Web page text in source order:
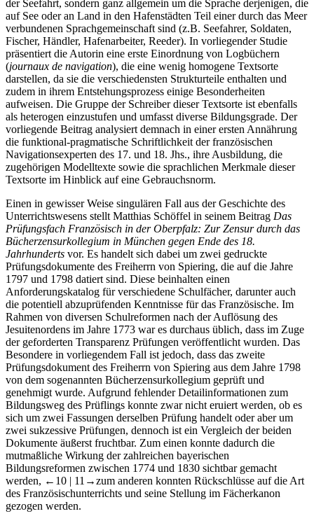
der Seefahrt, sondern ganz allgemein um die Sprache derjenigen, die
auf See oder an Land in den Hafenstädten Teil einer durch das Meer
verbundenen Sprachgemeinschaft sind (z.B. Seefahrer, Soldaten,
Fischer, Händler, Hafenarbeiter, Reeder). In vorliegender Studie
präsentiert die Autorin eine erste Einordnung von Logbüchern
(journaux de navigation), die eine wenig homogene Textsorte
darstellen, da sie die verschiedensten Strukturteile enthalten und
zudem in ihrem Entstehungsprozess einige Besonderheiten
aufweisen. Die Gruppe der Schreiber dieser Textsorte ist ebenfalls
als heterogen einzustufen und umfasst diverse Bildungsgrade. Der
vorliegende Beitrag analysiert demnach in einer ersten Annährung
die funktional-pragmatische Schriftlichkeit der französischen
Navigationsexperten des 17. und 18. Jhs., ihre Ausbildung, die
zugehörigen Modelltexte sowie die sprachlichen Merkmale dieser
Textsorte im Hinblick auf eine Gebrauchsnorm.
Einen in gewisser Weise singulären Fall aus der Geschichte des
Unterrichtswesens stelltMatthias Schöffel in seinem Beitrag Das
Prüfungsfach Französisch in der Oberpfalz: Zur Zensur durch das
Bücherzensurkollegium in München gegen Ende des 18.
Jahrhunderts vor. Es handelt sich dabei um zwei gedruckte
Prüfungsdokumente des Freiherrn von Spiering, die auf die Jahre
1797 und 1798 datiert sind. Diese beinhalten einen
Anforderungskatalog für verschiedene Schulfächer, darunter auch
die potentiell abzuprüfenden Kenntnisse für das Französische. Im
Rahmen von diversen Schulreformen nach der Auflösung des
Jesuitenordens im Jahre 1773 war es durchaus üblich, dass im Zuge
der geforderten Transparenz Prüfungen veröffentlicht wurden. Das
Besondere in vorliegendem Fall ist jedoch, dass das zweite
Prüfungsdokument des Freiherrn von Spiering aus dem Jahre 1798
von dem sogenannten Bücherzensurkollegium geprüft und
genehmigt wurde. Aufgrund fehlender Detailinformationen zum
Bildungsweg des Prüflings konnte zwar nicht eruiert werden, ob es
sich um zwei Fassungen derselben Prüfung handelt oder aber um
zwei sukzessive Prüfungen, dennoch ist ein Vergleich der beiden
Dokumente äußerst fruchtbar. Zum einen konnte dadurch die
mutmaßliche Wirkung der zahlreichen bayerischen
Bildungsreformen zwischen 1774 und 1830 sichtbar gemacht
werden, ←10 | 11→zum anderen konnten Rückschlüsse auf die Art
des Französischunterrichts und seine Stellung im Fächerkanon
gezogen werden.